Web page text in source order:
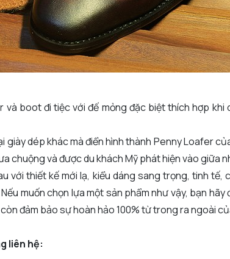
và boot đi tiệc với đế mỏng đặc biệt thích hợp khi
giày dép khác mà điển hình thành Penny Loafer
chuộng và được du khách Mỹ phát hiện vào giữa
với thiết kế mới lạ, kiểu dáng sang trọng, tinh tế,
muốn chọn lựa một sản phẩm như vậy, bạn
đảm bảo sự hoàn hảo 100% từ trong ra ngoài
liên hệ: